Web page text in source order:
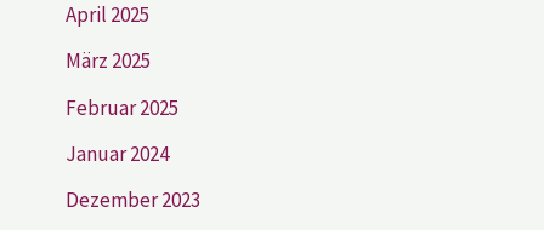
April 2025
März 2025
Februar 2025
Januar 2024
Dezember 2023